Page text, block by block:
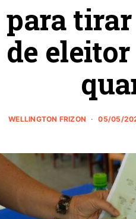
para
WELLINGTON FRIZON 05/05/